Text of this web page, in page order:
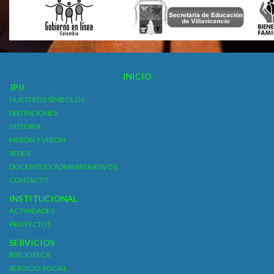
INICIO
JPII
NUESTROS SÍMBOLOS
DISTINCIONES
HISTORIA
MISIÓN Y VISIÓN
SEDES
DOCENTES Y ADMINISTRATIVOS
CONTACTO
INSTITUCIONAL
ACTIVIDADES
PROYECTOS
SERVICIOS
BIBLIOTECA
SERVICIO SOCIAL